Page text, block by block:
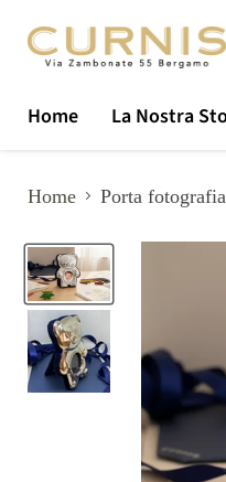
Home La Nostra
Home Porta